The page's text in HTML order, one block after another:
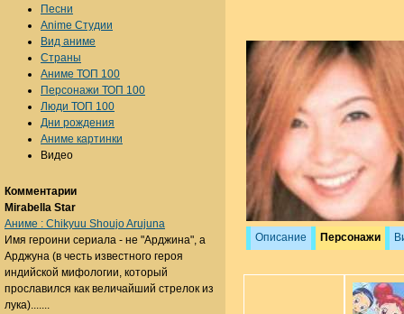
Описание Персонажи
Песни
Anime Студии
Вид аниме
Страны
Аниме ТОП 100
Персонажи ТОП 100
Люди ТОП 100
Дни рождения
Аниме картинки
Видео
Комментарии
Mirabella Star
Аниме : Chikyuu Shoujo Arujuna
Имя героини сериала - не "Арджина", а
Арджуна (в честь известного героя
индийской мифологии, который
прославился как величайший стрелок из
лука).......